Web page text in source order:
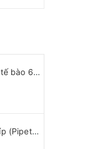
Phiến nuôi cấy tế bào 6 giếng, tiệt trùng 1 cái/túi (Cell Culture Plates), mã 07-6006, Biologix-USA
Đầu côn/ đầu típ (Pipette tips), 10-1250ul, túi 1000 cái, hãng LabSelect